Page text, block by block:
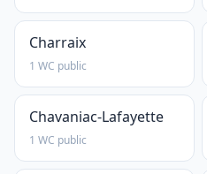
Charraix
1 WC public
Chavaniac-Lafayette
1 WC public